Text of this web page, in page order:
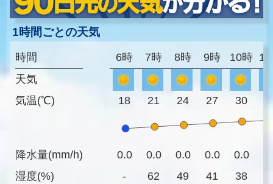
1時間ごとの天気
時間
天気
気温(℃)
降水量(mm/h)
湿度(%)
6時 7時 8時 9時 10時
18 21 24 27 30
0.0 0.0 0.0 0.0 0.0
-
62 49 41 38